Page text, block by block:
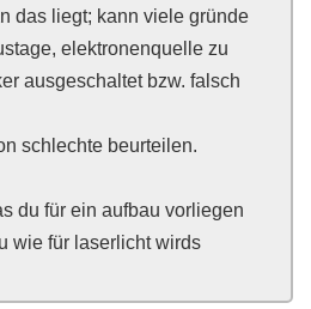
das liegt; kann viele gründe
elektronenquelle zu
ausgeschaltet bzw. falsch
schlechte beurteilen.
du für ein aufbau vorliegen
wie für laserlicht wirds